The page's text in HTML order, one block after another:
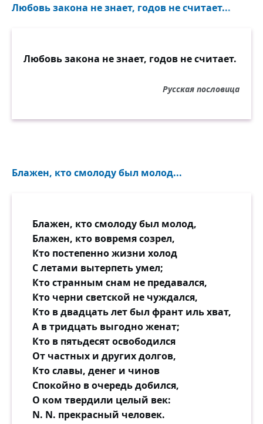
Любовь закона не знает, годов не считает...
Любовь закона не знает, годов не считает.
Русская пословица
Блажен, кто смолоду был молод...
Блажен, кто смолоду был молод,
Блажен, кто вовремя созрел,
Кто постепенно жизни холод
С летами вытерпеть умел;
Кто странным снам не предавался,
Кто черни светской не чуждался,
Кто в двадцать лет был франт иль хват,
А в тридцать выгодно женат;
Кто в пятьдесят освободился
От частных и других долгов,
Кто славы, денег и чинов
Спокойно в очередь добился,
О ком твердили целый век:
N. N. прекрасный человек.